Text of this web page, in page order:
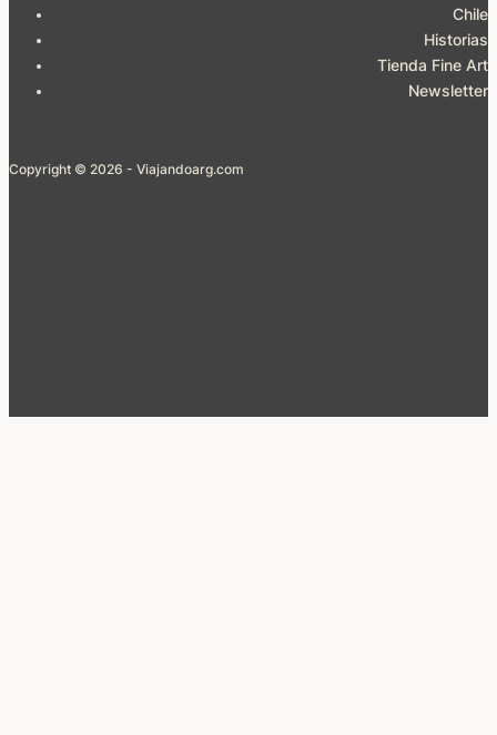
Chile
Historias
Tienda Fine Art
Newsletter
Copyright © 2026 - Viajandoarg.com